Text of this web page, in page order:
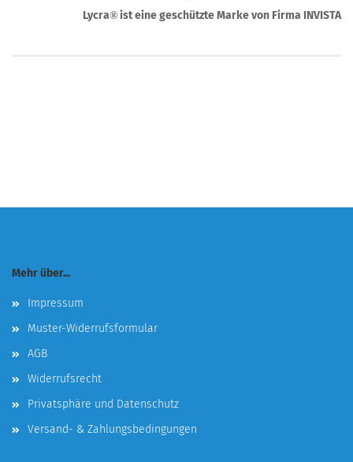
Lycra® ist eine geschützte Marke von Firma INVISTA
Mehr über...
Impressum
Muster-Widerrufsformular
AGB
Widerrufsrecht
Privatsphäre und Datenschutz
Versand- & Zahlungsbedingungen